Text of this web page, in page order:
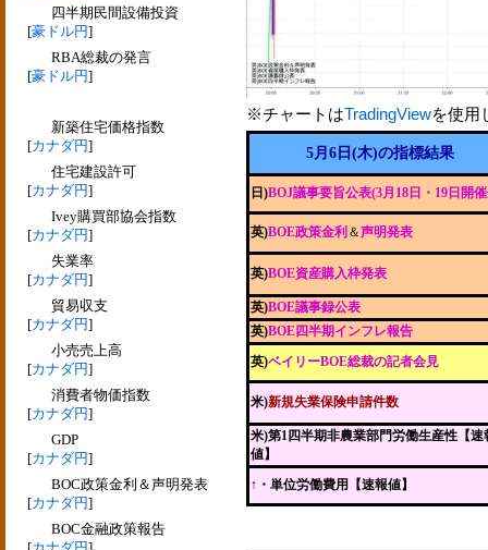
四半期民間設備投資
[豪ドル円]
RBA総裁の発言
[豪ドル円]
新築住宅価格指数
[カナダ円]
住宅建設許可
[カナダ円]
Ivey購買部協会指数
[カナダ円]
失業率
[カナダ円]
貿易収支
[カナダ円]
小売売上高
[カナダ円]
消費者物価指数
[カナダ円]
GDP
[カナダ円]
BOC政策金利＆声明発表
[カナダ円]
BOC金融政策報告
※チャートはTradingViewを使用
5月6日(木)の指標結果
日)BOJ議事要旨公表(3月18日・19日開
英)BOE政策金利 ＆声明発表
英)BOE資産購入枠発表
英)BOE議事録公表
英)BOE四半期インフレ報告
英)ベイリーBOE総裁の記者会見
米)新規失業保険申請件数
米)第1四半期非農業部門労働生産性【速
値】
↑・単位労働費用【速報値】